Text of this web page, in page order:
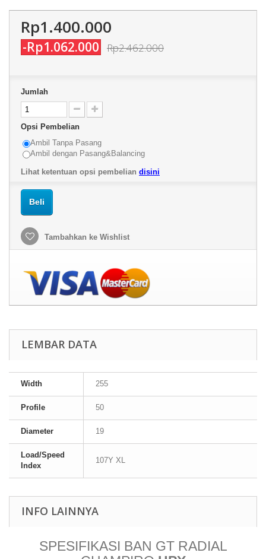
Rp1.400.000
-Rp1.062.000 Rp2.462.000
Jumlah
Opsi Pembelian
Ambil Tanpa Pasang
Ambil dengan Pasang&Balancing
Lihat ketentuan opsi pembelian disini
Beli
Tambahkan ke Wishlist
LEMBAR DATA
Width 255
Profile 50
Diameter 19
Load/Speed
Index
107Y XL
INFO LAINNYA
SPESIFIKASI BAN GT RADIAL